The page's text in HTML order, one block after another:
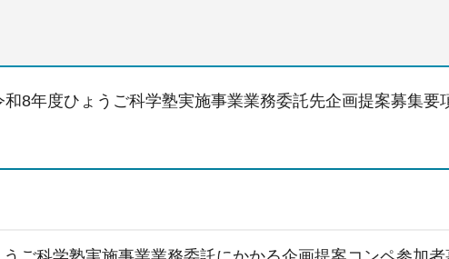
8年度ひょうご科学塾実施事業業務委託先企画提案募集要